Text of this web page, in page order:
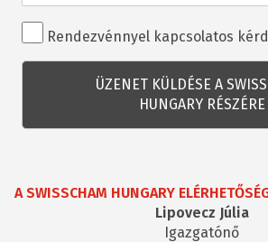
Rendezvénnyel
kapcsolatos
kérdés
Rendezvénnyel kapcsolatos
A SWISSCHAM HUNGARY
Lipovecz Júlia
Igazgatónő